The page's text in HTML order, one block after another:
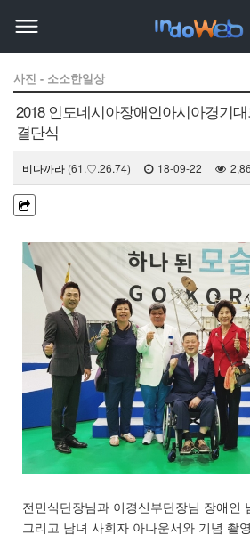
사진 - 소소한일상
2018 인도네시아장애인아시아경기
결단식
비다까라 (61.♡.26.74) 18-09-22
본문
전민식단장님과 이경신부단장님 장애인
그리고 남녀 사회자 아나운서와 기념 촬